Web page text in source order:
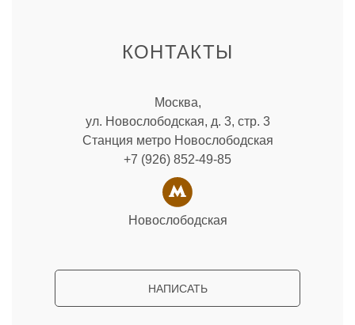
КОНТАКТЫ
Москва,
ул. Новослободская, д. 3, стр. 3
Станция метро Новослободская
+7 (926) 852-49-85
Новослободская
НАПИСАТЬ